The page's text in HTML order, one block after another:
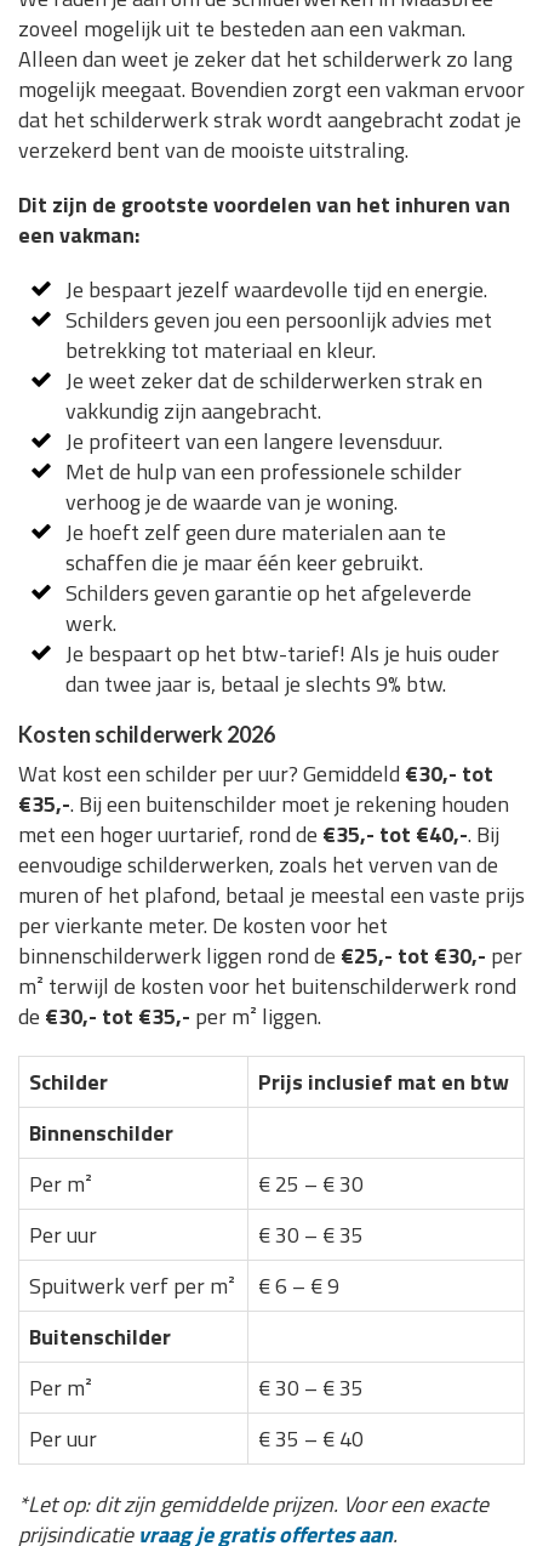
zoveel mogelijk uit te besteden aan een vakman.
Alleen dan weet je zeker dat het schilderwerk zo lang
mogelijk meegaat. Bovendien zorgt een vakman ervoor
dat het schilderwerk strak wordt aangebracht zodat je
verzekerd bent van de mooiste uitstraling.
Dit zijn de grootste voordelen van het inhuren van
een vakman:
Je bespaart jezelf waardevolle tijd en energie.
Schilders geven jou een persoonlijk advies met
betrekking tot materiaal en kleur.
Je weet zeker dat de schilderwerken strak en
vakkundig zijn aangebracht.
Je profiteert van een langere levensduur.
Met de hulp van een professionele schilder
verhoog je de waarde van je woning.
Je hoeft zelf geen dure materialen aan te
schaffen die je maar één keer gebruikt.
Schilders geven garantie op het afgeleverde
werk.
Je bespaart op het btw-tarief! Als je huis ouder
dan twee jaar is, betaal je slechts 9% btw.
Kosten schilderwerk 2026
Wat kost een schilder per uur? Gemiddeld €30,- tot
€35,-. Bij een buitenschilder moet je rekening houden
met een hoger uurtarief, rond de €35,- tot €40,-. Bij
eenvoudige schilderwerken, zoals het verven van de
muren of het plafond, betaal je meestal een vaste prijs
per vierkante meter. De kosten voor het
binnenschilderwerk liggen rond de €25,- tot €30,- per
m² terwijl de kosten voor het buitenschilderwerk rond
de €30,- tot €35,- per m² liggen.
Schilder
Prijs inclusief mat en btw
Binnenschilder
Per m²
€ 25 – € 30
Per uur
€ 30 – € 35
Spuitwerk verf per m²
€ 6 – € 9
Buitenschilder
Per m²
€ 30 – € 35
Per uur
€ 35 – € 40
*Let op: dit zijn gemiddelde prijzen. Voor een exacte
prijsindicatievraag je gratis offertes aan.